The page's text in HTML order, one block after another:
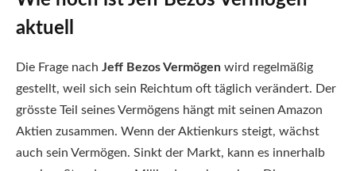
aktuell
Die Frage nach Jeff Bezos Vermögen wird regelmäßig
gestellt, weil sich sein Reichtum oft täglich verändert. Der
grösste Teil seines Vermögens hängt mit seinen Amazon
Aktien zusammen. Wenn der Aktienkurs steigt, wächst
auch sein Vermögen. Sinkt der Markt, kann es innerhalb